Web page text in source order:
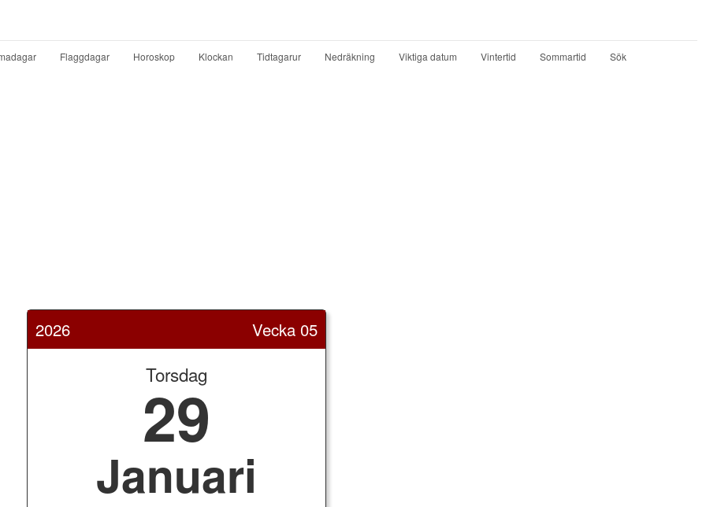
Flaggdagar Horoskop Klockan Tidtagarur Nedräkning Viktiga datum Vintertid Sommartid Sök
2026 Vecka 05
Torsdag
29
Januari